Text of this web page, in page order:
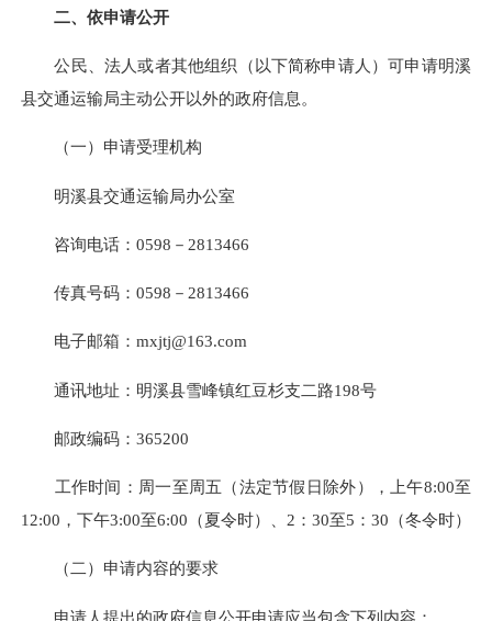
二、依申请公开
公民、法人或者其他组织（以下简称申请人）可申请明溪
县交通运输局主动公开以外的政府信息。
（一）申请受理机构
明溪县交通运输局办公室
咨询电话：0598－2813466
传真号码：0598－2813466
电子邮箱：mxjtj@163.com
通讯地址：明溪县雪峰镇红豆杉支二路198号
邮政编码：365200
工作时间：周一至周五（法定节假日除外），上午8:00至
12:00，下午3:00至6:00（夏令时）、2：30至5：30（冬令时）
（二）申请内容的要求
申请人提出的政府信息公开申请应当包含下列内容：